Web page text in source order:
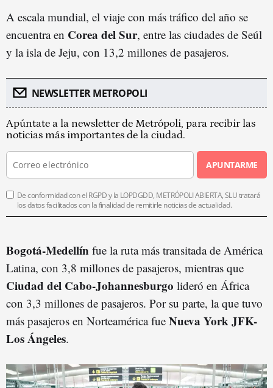
A escala mundial, el viaje con más tráfico del año se
encuentra en Corea del Sur, entre las ciudades de Seúl
y la isla de Jeju, con 13,2 millones de pasajeros.
NEWSLETTER METROPOLI
Apúntate a la newsletter de Metrópoli, para recibir las
noticias más importantes de la ciudad.
APUNTARME
De conformidad con el RGPD y la LOPDGDD, METRÓPOLI ABIERTA, SLU tratará
los datos facilitados con la finalidad de remitirle noticias de actualidad.
Bogotá-Medellín fue la ruta más transitada de América
Latina, con 3,8 millones de pasajeros, mientras que
Ciudad del Cabo-Johannesburgo lideró en África
con 3,3 millones de pasajeros. Por su parte, la que tuvo
más pasajeros en Norteamérica fue Nueva York JFK-
Los Ángeles.